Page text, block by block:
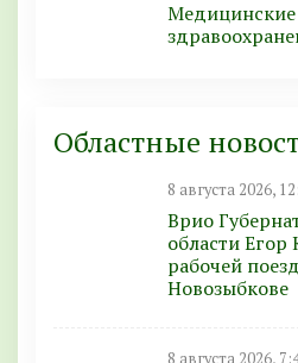
Областные
8 августа 2026,
Врио
области Егор
рабочей
Новозыбкове